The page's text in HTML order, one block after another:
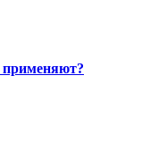
применяют?